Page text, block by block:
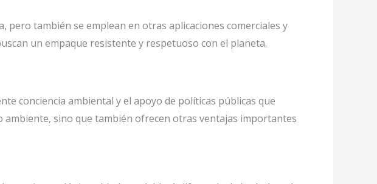
pero también se emplean en otras aplicaciones comerciales y
un empaque resistente y respetuoso con el planeta.
conciencia ambiental y el apoyo de políticas públicas que
sino que también ofrecen otras ventajas importantes